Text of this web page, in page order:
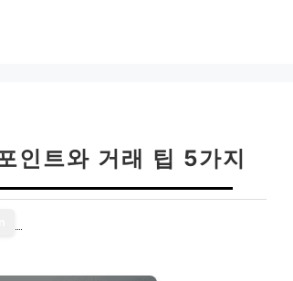
인트와 거래 팁 5가지